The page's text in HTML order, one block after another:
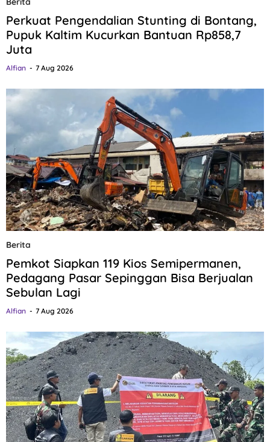
Perkuat Pengendalian Stunting di Bontang,
Pupuk Kaltim Kucurkan Bantuan Rp858,7
Juta
Alfian 7 Aug 2026
Berita
Pemkot Siapkan 119 Kios Semipermanen,
Pedagang Pasar Sepinggan Bisa Berjualan
Sebulan Lagi
Alfian 7 Aug 2026